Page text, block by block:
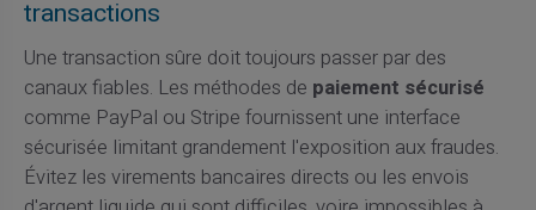
transactions
Une transaction sûre doit toujours passer par des
canaux fiables. Les méthodes de paiement sécurisé
comme PayPal ou Stripe fournissent une interface
sécurisée limitant grandement l'exposition aux fraudes.
Évitez les virements bancaires directs ou les envois